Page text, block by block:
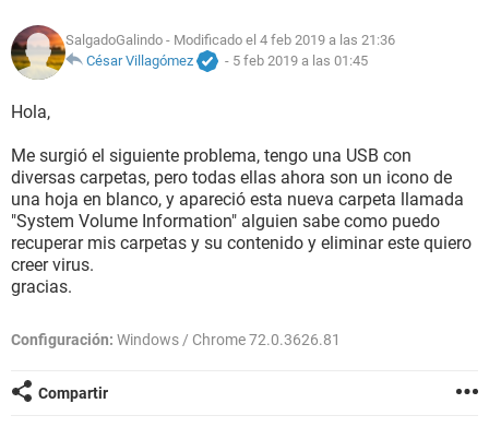
SalgadoGalindo - Modificado el 4 feb 2019 a las 21:36
César Villagómez
- 5 feb 2019 a las 01:45
Hola,
Me surgió el siguiente problema, tengo una USB con
diversas carpetas, pero todas ellas ahora son un icono de
una hoja en blanco, y apareció esta nueva carpeta llamada
"System Volume Information" alguien sabe como puedo
recuperar mis carpetas y su contenido y eliminar este quiero
creer virus.
gracias.
Configuración: Windows / Chrome 72.0.3626.81
Compartir